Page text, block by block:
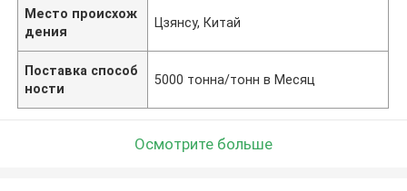
Место происхож
дения
Цзянсу, Китай
Поставка способ
ности
5000 тонна/тонн в Месяц
Осмотрите больше